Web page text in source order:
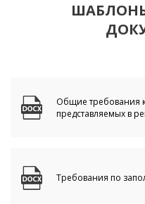
Общие требования
представляемых в
Требования по